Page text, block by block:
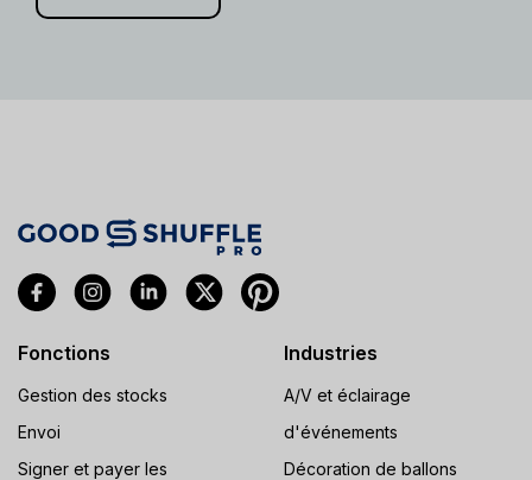
Fonctions
Gestion des stocks
Envoi
Signer et payer les
Industries
A/V et éclairage
d'événements
Décoration de ballons